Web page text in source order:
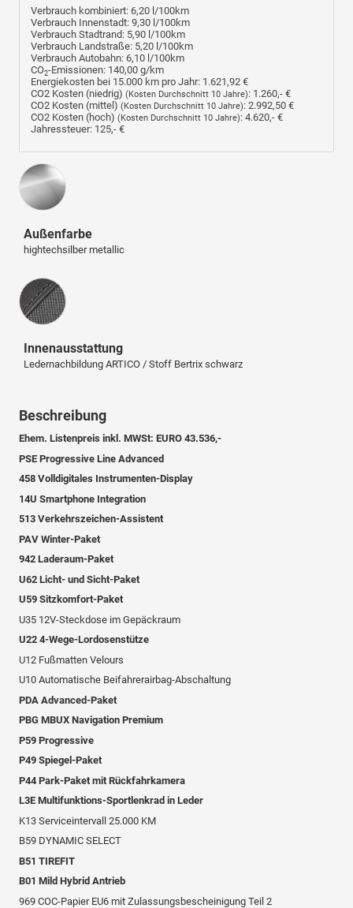
Verbrauch kombiniert: 6,20 l/100km
Verbrauch Innenstadt: 9,30 l/100km
Verbrauch Stadtrand: 5,90 l/100km
Verbrauch Landstraße: 5,20 l/100km
Verbrauch Autobahn: 6,10 l/100km
CO2-Emissionen: 140,00 g/km
Energiekosten bei 15.000 km pro Jahr: 1.621,92 €
CO2 Kosten (niedrig) (Kosten Durchschnitt 10 Jahre): 1.260,- €
CO2 Kosten (mittel) (Kosten Durchschnitt 10 Jahre): 2.992,50 €
CO2 Kosten (hoch) (Kosten Durchschnitt 10 Jahre): 4.620,- €
Jahressteuer: 125,- €
Außenfarbe
hightechsilber metallic
Innenausstattung
Innenausstattung
Ledernachbildung ARTICO / Stoff Bertrix schwarz
Beschreibung
Ehem. Listenpreis inkl. MWSt: EURO 43.536,-
PSE Progressive Line Advanced
458 Volldigitales Instrumenten-Display
14U Smartphone Integration
513 Verkehrszeichen-Assistent
PAV Winter-Paket
942 Laderaum-Paket
U62 Licht- und Sicht-Paket
U59 Sitzkomfort-Paket
U35 12V-Steckdose im Gepäckraum
U22 4-Wege-Lordosenstütze
U12 Fußmatten Velours
U10 Automatische Beifahrerairbag-Abschaltung
PDA Advanced-Paket
PBG MBUX Navigation Premium
P59 Progressive
P49 Spiegel-Paket
P44 Park-Paket mit Rückfahrkamera
L3E Multifunktions-Sportlenkrad in Leder
K13 Serviceintervall 25.000 KM
B59 DYNAMIC SELECT
B51 TIREFIT
B01 Mild Hybrid Antrieb
969 COC-Papier EU6 mit Zulassungsbescheinigung Teil 2